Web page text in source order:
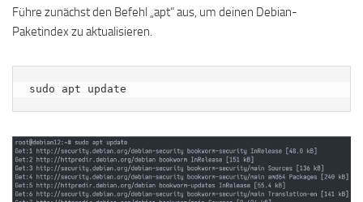
Führe zunächst den Befehl „apt“ aus, um deinen Debian-
Paketindex zu aktualisieren.
sudo apt update